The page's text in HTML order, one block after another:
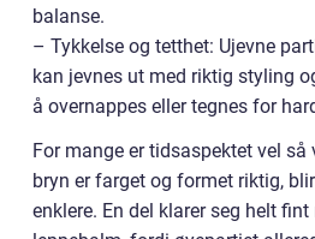
balanse.
– Tykkelse og tetthet: Ujevne
kan jevnes ut med riktig styling
å overnappes eller tegnes for
For mange er tidsaspektet vel så
bryn er farget og formet riktig,
enklere. En del klarer seg helt